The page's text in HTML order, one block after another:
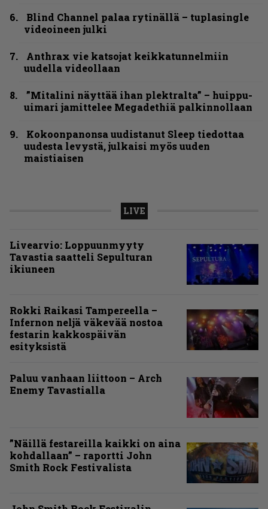
Blind Channel palaa rytinällä – tuplasingle
videoineen julki
Anthrax vie katsojat keikkatunnelmiin
uudella videollaan
”Mitalini näyttää ihan plektralta” – huippu-
uimari jamittelee Megadethiä palkinnollaan
Kokoonpanonsa uudistanut Sleep tiedottaa
uudesta levystä, julkaisi myös uuden
maistiaisen
LIVE
Livearvio: Loppuunmyyty
Tavastia saatteli Sepulturan
ikiuneen
Rokki Raikasi Tampereella –
Infernon neljä väkevää nostoa
festarin kakkospäivän
esityksistä
Paluu vanhaan liittoon – Arch
Enemy Tavastialla
”Näillä festareilla kaikki on aina
kohdallaan” – raportti John
Smith Rock Festivalista